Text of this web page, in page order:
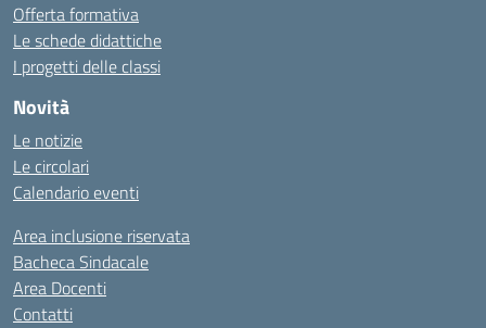
Offerta formativa
Le schede didattiche
I progetti delle classi
Novità
Le notizie
Le circolari
Calendario eventi
Area inclusione riservata
Bacheca Sindacale
Area Docenti
Contatti